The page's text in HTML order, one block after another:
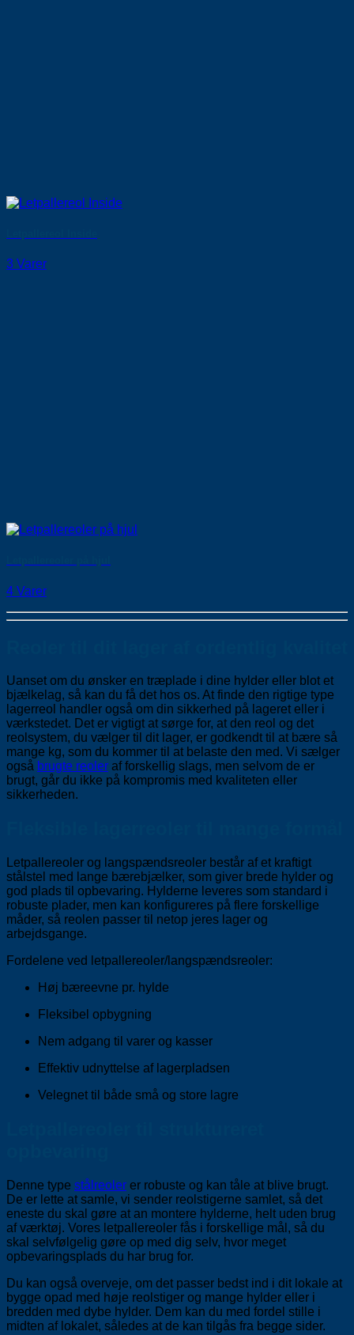
3 Varer
4 Varer
Uanset om du ønsker en træplade i dine hylder eller blot et
bjælkelag, så kan du få det hos os. At finde den rigtige type
lagerreol handler også om din sikkerhed på lageret eller i
værkstedet. Det er vigtigt at sørge for, at den reol og det
reolsystem, du vælger til dit lager, er godkendt til at bære så
mange kg, som du kommer til at belaste den med. Vi sælger
også brugte reoler af forskellig slags, men selvom de er
brugt, går du ikke på kompromis med kvaliteten eller
sikkerheden.
Letpallereoler og langspændsreoler består af et kraftigt
stålstel med lange bærebjælker, som giver brede hylder og
god plads til opbevaring. Hylderne leveres som standard i
robuste plader, men kan konfigureres på flere forskellige
måder, så reolen passer til netop jeres lager og
arbejdsgange.
Fordelene ved letpallereoler/langspændsreoler:
Høj bæreevne pr. hylde
Fleksibel opbygning
Nem adgang til varer og kasser
Effektiv udnyttelse af lagerpladsen
Velegnet til både små og store lagre
Denne type stålreoler er robuste og kan tåle at blive brugt.
De er lette at samle, vi sender reolstigerne samlet, så det
eneste du skal gøre at an montere hylderne, helt uden brug
af værktøj. Vores letpallereoler fås i forskellige mål, så du
skal selvfølgelig gøre op med dig selv, hvor meget
opbevaringsplads du har brug for.
Du kan også overveje, om det passer bedst ind i dit lokale at
bygge opad med høje reolstiger og mange hylder eller i
bredden med dybe hylder. Dem kan du med fordel stille i
midten af lokalet, således at de kan tilgås fra begge sider.